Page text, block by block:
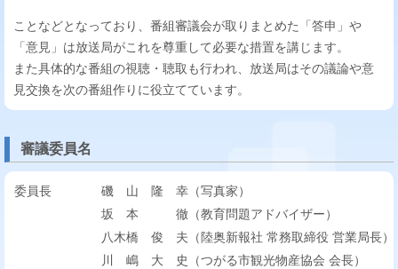
ことなどとなっており、番組審議会が取りまとめた「答申」や
「意見」は放送局がこれを尊重して必要な措置を講じます。
また具体的な番組の視聴・聴取も行われ、放送局はその議論や意
見交換を次の番組作りに役立てています。
審議委員名
委員長
磯 山 隆 幸（写真家）
坂 本 徹（教育問題アドバイザー）
八木橋 俊 夫（陸奥新報社 常務取締役 営業局長）
川 嶋 大 史（つがる市観光物産協会 会長）